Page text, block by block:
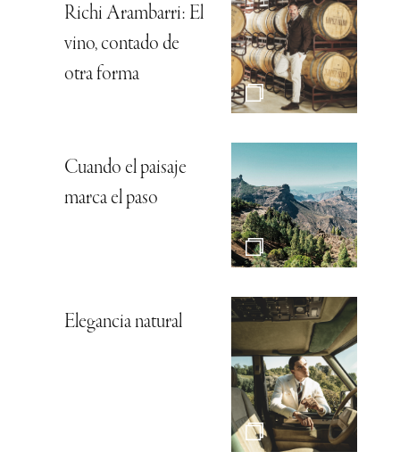
Richi Arambarri: El
vino, contado de
otra forma
Cuando el paisaje
marca el paso
Elegancia natural